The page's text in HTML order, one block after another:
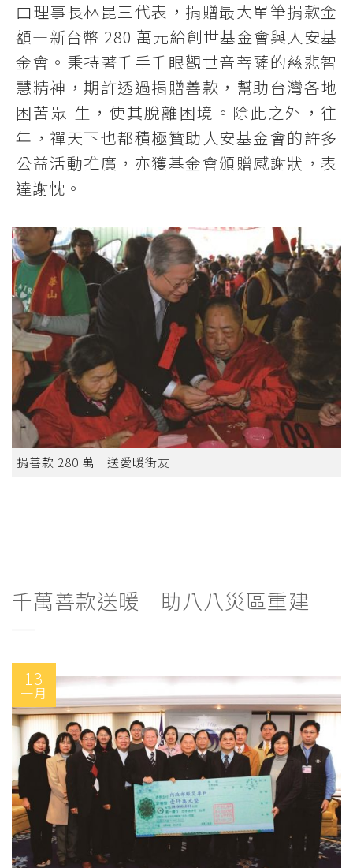
由理事長林昆三代表，捐贈最大單筆捐款金
額―新台幣 280 萬元給創世基金會與人安基
金會。秉持著千手千眼觀世音菩薩的慈悲智
慧精神，期許透過捐贈善款，幫助台灣各地
困苦眾 生，使其脫離困境。除此之外，往
年，禪天下也都積極贊助人安基金會的許多
公益活動推廣，亦獲基金會頒贈感謝狀，表
達謝忱。
捐善款 280 萬 送愛暖街友
千萬善款送暖 助八八災區重建
13
一月